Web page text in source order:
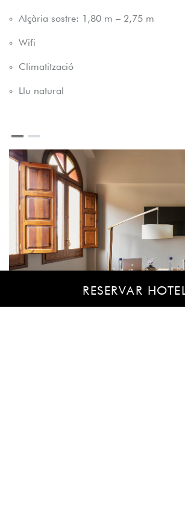
RESERVAR HOTEL
Alçària sostre: 1,80 m – 2,75 m
Wifi
Climatització
Llu natural